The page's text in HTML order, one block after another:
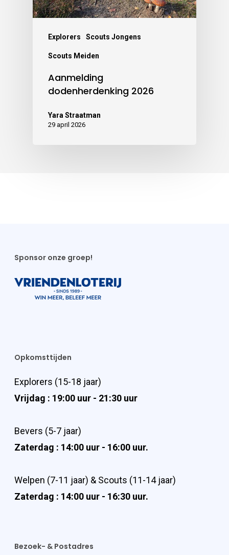
Explorers Scouts Jongens
Scouts Meiden
Aanmelding
dodenherdenking 2026
Yara Straatman
29 april 2026
Sponsor onze groep!
Opkomsttijden
Explorers (15-18 jaar)
Vrijdag : 19:00 uur - 21:30 uur
Bevers (5-7 jaar)
Zaterdag : 14:00 uur - 16:00 uur.
Welpen (7-11 jaar) & Scouts (11-14 jaar)
Zaterdag : 14:00 uur - 16:30 uur.
Bezoek- & Postadres